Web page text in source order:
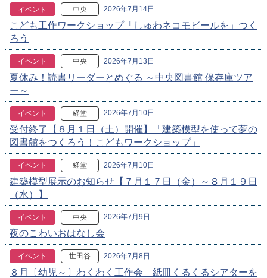
イベント 中央 2026年7月14日
こども工作ワークショップ「しゅわネコモビールを」つく
ろう
イベント 中央 2026年7月13日
夏休み！読書リーダーとめぐる ～中央図書館 保存庫ツア
ー～
イベント 経堂 2026年7月10日
受付終了【８月１日（土）開催】「建築模型を使って夢の
図書館をつくろう！こどもワークショップ」
イベント 経堂 2026年7月10日
建築模型展示のお知らせ【７月１７日（金）～８月１９日
（水）】
イベント 中央 2026年7月9日
夜のこわいおはなし会
イベント 世田谷 2026年7月8日
８月〔幼児～〕わくわく工作会 紙皿くるくるシアターを